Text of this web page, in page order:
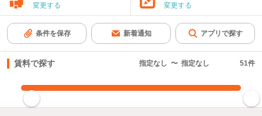
変更する 変更する
条件を保存 新着通知 アプリで探す
賃料で探す 指定なし 〜 指定なし 51件